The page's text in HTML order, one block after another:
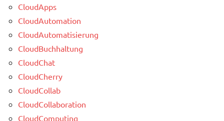
CloudApps
CloudAutomation
CloudAutomatisierung
CloudBuchhaltung
CloudChat
CloudCherry
CloudCollab
CloudCollaboration
CloudComputing